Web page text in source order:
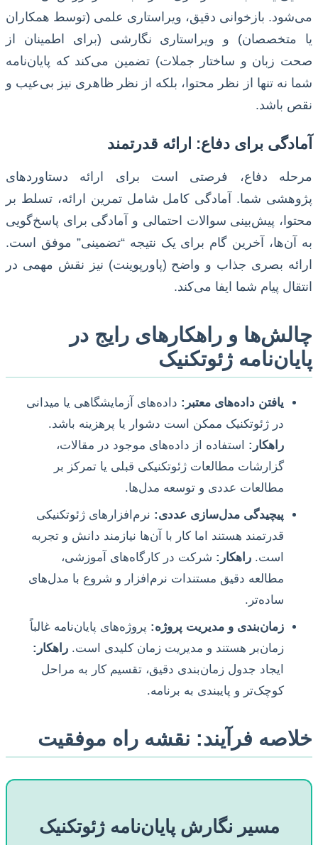
می‌شود. بازخوانی دقیق، ویراستاری علمی (توسط همکاران
یا متخصصان) و ویراستاری نگارشی (برای اطمینان از
صحت زبان و ساختار جملات) تضمین می‌کند که پایان‌نامه
شما نه تنها از نظر محتوا، بلکه از نظر ظاهری نیز بی‌عیب و
نقص باشد.
آمادگی برای دفاع: ارائه قدرتمند
مرحله دفاع، فرصتی است برای ارائه دستاوردهای
پژوهشی شما. آمادگی کامل شامل تمرین ارائه، تسلط بر
محتوا، پیش‌بینی سوالات احتمالی و آمادگی برای پاسخ‌گویی
به آن‌ها، آخرین گام برای یک نتیجه “تضمینی” موفق است.
ارائه بصری جذاب و واضح (پاورپوینت) نیز نقش مهمی در
انتقال پیام شما ایفا می‌کند.
چالش‌ها و راهکارهای رایج در
پایان‌نامه ژئوتکنیک
یافتن داده‌های معتبر: داده‌های آزمایشگاهی یا میدانی
در ژئوتکنیک ممکن است دشوار یا پرهزینه باشد.
راهکار: استفاده از داده‌های موجود در مقالات،
گزارشات مطالعات ژئوتکنیکی قبلی یا تمرکز بر
مطالعات عددی و توسعه مدل‌ها.
پیچیدگی مدل‌سازی عددی: نرم‌افزارهای ژئوتکنیکی
قدرتمند هستند اما کار با آن‌ها نیازمند دانش و تجربه
است. راهکار: شرکت در کارگاه‌های آموزشی،
مطالعه دقیق مستندات نرم‌افزار و شروع با مدل‌های
ساده‌تر.
زمان‌بندی و مدیریت پروژه: پروژه‌های پایان‌نامه غالباً
زمان‌بر هستند و مدیریت زمان کلیدی است. راهکار:
ایجاد جدول زمان‌بندی دقیق، تقسیم کار به مراحل
کوچک‌تر و پایبندی به برنامه.
خلاصه فرآیند: نقشه راه موفقیت
مسیر نگارش پایان‌نامه ژئوتکنیک